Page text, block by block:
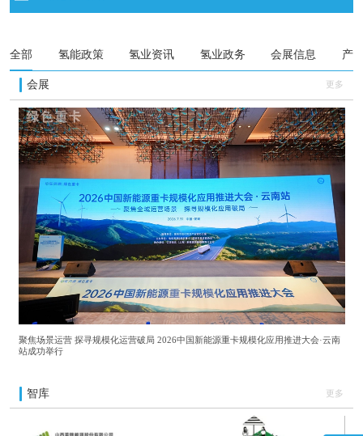
广州开发区、黄埔区发布措施降低车用氢气终端销售价格
全部 氢能政策 氢业资讯 氢业政务 会展信息 产
会展 更多
聚焦场景运营 探寻规模化运营破局 2026中国新能源重卡规模化应用推进大会·云南
站成功举行
智库 更多